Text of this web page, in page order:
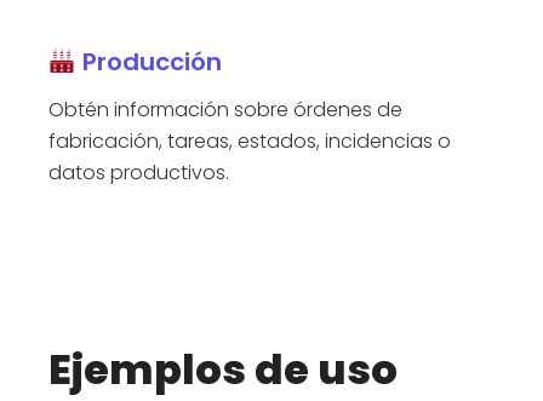
Producción
Obtén información sobre órdenes de
fabricación, tareas, estados, incidencias o
datos productivos.
Ejemplos de uso